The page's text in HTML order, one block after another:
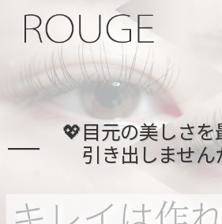
💖目元の美しさを
引き出しません